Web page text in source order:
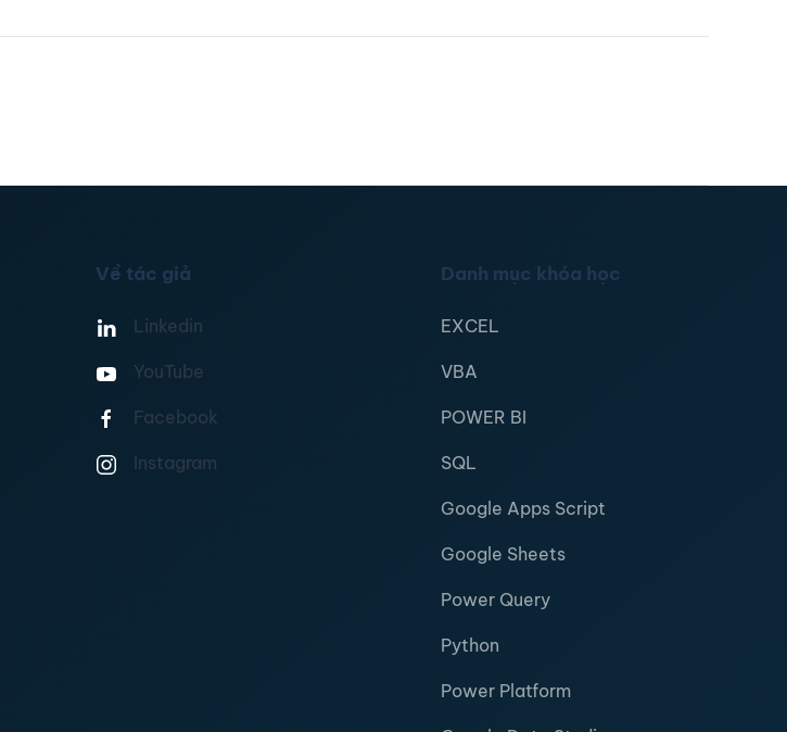
Về tác giả
Linkedin
YouTube
Facebook
Instagram
Danh mục khóa học
EXCEL
VBA
POWER BI
SQL
Google Apps Script
Google Sheets
Power Query
Python
Power Platform